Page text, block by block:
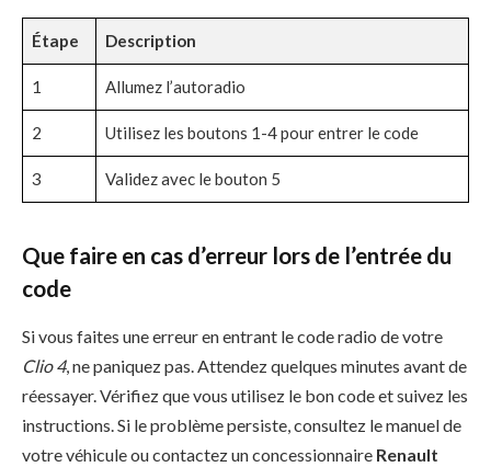
Étape Description
1 Allumez l’autoradio
2 Utilisez les boutons 1-4 pour entrer le code
3 Validez avec le bouton 5
Que faire en cas d’erreur lors de l’entrée du
code
Si vous faites une erreur en entrant le code radio de votre
Clio 4, ne paniquez pas. Attendez quelques minutes avant de
réessayer. Vérifiez que vous utilisez le bon code et suivez les
instructions. Si le problème persiste, consultez le manuel de
votre véhicule ou contactez un concessionnaire Renault